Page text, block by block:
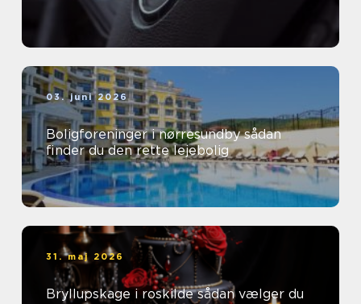
03. juni 2026
Boligforeninger i nørresundby sådan
finder du den rette lejebolig
31. maj 2026
Bryllupskage i roskilde sådan vælger du